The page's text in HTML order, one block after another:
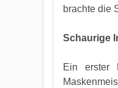
brachte die
Schaurige
Ein erster